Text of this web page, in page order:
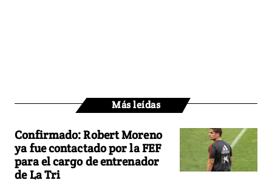
Más leídas
Confirmado: Robert Moreno
ya fue contactado por la FEF
para el cargo de entrenador
de La Tri